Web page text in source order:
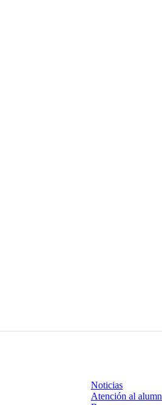
Noticias
Atención al